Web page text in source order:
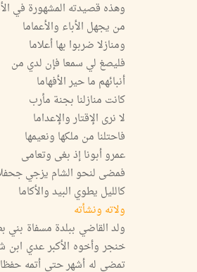
وهذه قصيدته المشهورة في
من يجهل الأباء والأعماما
ومنازلا ضربوا بها أعلاما
فليصغ لي سمعا فإن لدي من
أنبائهم ما حير الأفهاما
كانت منازلنا بجنة مأرب
لا نرى الإقتار والإعداما
فاحتلنا من ملكها ونعيمها
عمرو أبونا إذ بغى وتعامى
فمضى لنحو الشام يزجي
كالليل يطوي البيد والأكاما
ولاته ونشأته
خنجر وأخوه الأكبر عدي ابن
تمضي له أشهر حتى أتمه